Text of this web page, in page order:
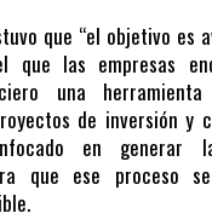
que “el objetivo es
que las empresas
una
de inversión y
en generar
que ese proceso